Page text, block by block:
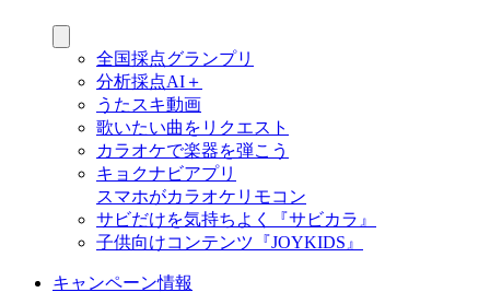
全国採点グランプリ
分析採点AI＋
うたスキ動画
歌いたい曲をリクエスト
カラオケで楽器を弾こう
キョクナビアプリ
スマホがカラオケリモコン
サビだけを気持ちよく『サビカラ』
子供向けコンテンツ『JOYKIDS』
キャンペーン情報